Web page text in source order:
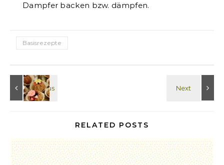
Dampfer backen bzw. dämpfen.
Basisrezepte
RELATED POSTS